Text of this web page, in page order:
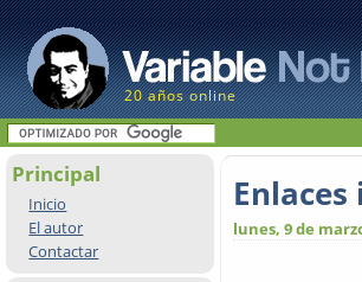
20 años online
Principal
Inicio
El autor
Contactar
lunes, 9 de